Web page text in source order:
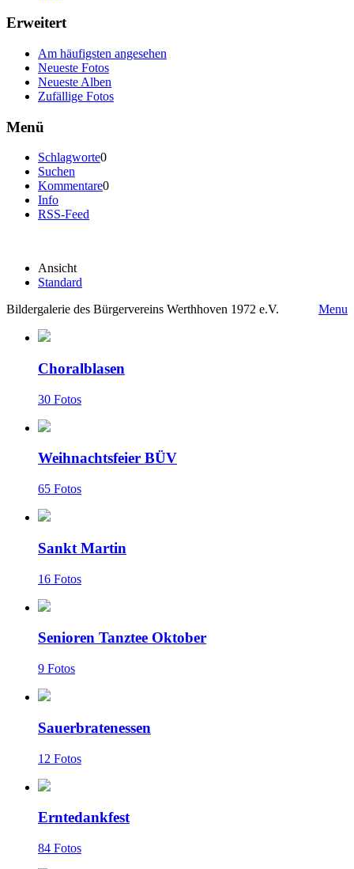
Erweitert
Am häufigsten angesehen
Neueste Fotos
Neueste Alben
Zufällige Fotos
Menü
Schlagworte0
Suchen
Kommentare0
Info
RSS-Feed
Ansicht
Standard
Bildergalerie des Bürgervereins Werthhoven 1972 e.V.
Menu
Choralblasen
30 Fotos
Weihnachtsfeier BÜV
65 Fotos
Sankt Martin
16 Fotos
Senioren Tanztee Oktober
9 Fotos
Sauerbratenessen
12 Fotos
Erntedankfest
84 Fotos